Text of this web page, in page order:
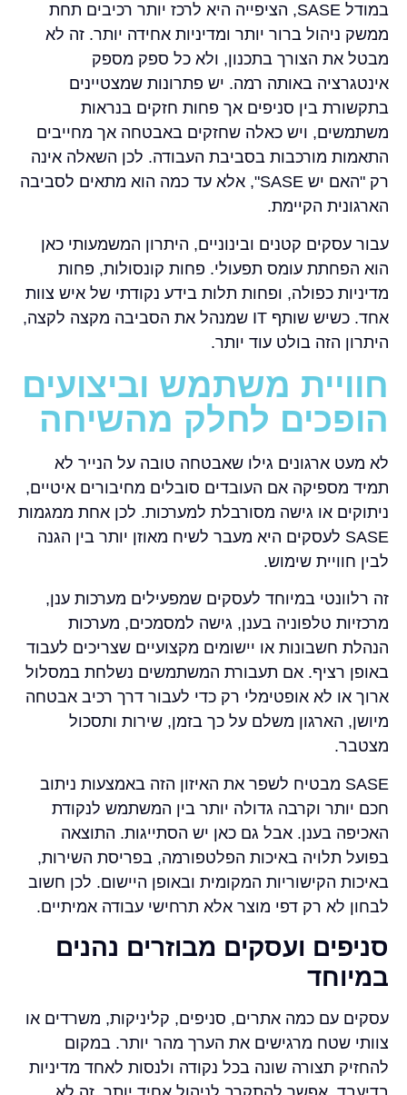
במודל SASE, הציפייה היא לרכז יותר רכיבים תחת
ממשק ניהול ברור יותר ומדיניות אחידה יותר. זה לא
מבטל את הצורך בתכנון, ולא כל ספק מספק
אינטגרציה באותה רמה. יש פתרונות שמצטיינים
בתקשורת בין סניפים אך פחות חזקים בנראות
משתמשים, ויש כאלה שחזקים באבטחה אך מחייבים
התאמות מורכבות בסביבת העבודה. לכן השאלה אינה
רק "האם יש SASE", אלא עד כמה הוא מתאים לסביבה
הארגונית הקיימת.
עבור עסקים קטנים ובינוניים, היתרון המשמעותי כאן
הוא הפחתת עומס תפעולי. פחות קונסולות, פחות
מדיניות כפולה, ופחות תלות בידע נקודתי של איש צוות
אחד. כשיש שותף IT שמנהל את הסביבה מקצה לקצה,
היתרון הזה בולט עוד יותר.
חוויית משתמש וביצועים
הופכים לחלק מהשיחה
לא מעט ארגונים גילו שאבטחה טובה על הנייר לא
תמיד מספיקה אם העובדים סובלים מחיבורים איטיים,
ניתוקים או גישה מסורבלת למערכות. לכן אחת ממגמות
SASE לעסקים היא מעבר לשיח מאוזן יותר בין הגנה
לבין חוויית שימוש.
זה רלוונטי במיוחד לעסקים שמפעילים מערכות ענן,
מרכזיות טלפוניה בענן, גישה למסמכים, מערכות
הנהלת חשבונות או יישומים מקצועיים שצריכים לעבוד
באופן רציף. אם תעבורת המשתמשים נשלחת במסלול
ארוך או לא אופטימלי רק כדי לעבור דרך רכיב אבטחה
מיושן, הארגון משלם על כך בזמן, שירות ותסכול
מצטבר.
SASE מבטיח לשפר את האיזון הזה באמצעות ניתוב
חכם יותר וקרבה גדולה יותר בין המשתמש לנקודת
האכיפה בענן. אבל גם כאן יש הסתייגות. התוצאה
בפועל תלויה באיכות הפלטפורמה, בפריסת השירות,
באיכות הקישוריות המקומית ובאופן היישום. לכן חשוב
לבחון לא רק דפי מוצר אלא תרחישי עבודה אמיתיים.
סניפים ועסקים מבוזרים נהנים
במיוחד
עסקים עם כמה אתרים, סניפים, קליניקות, משרדים או
צוותי שטח מרגישים את הערך מהר יותר. במקום
להחזיק תצורה שונה בכל נקודה ולנסות לאחד מדיניות